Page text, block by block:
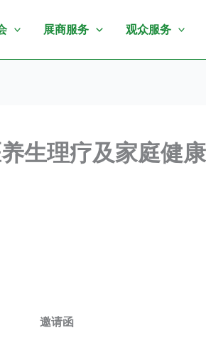
展商服务 观众服务
生理疗及家庭健
邀请函